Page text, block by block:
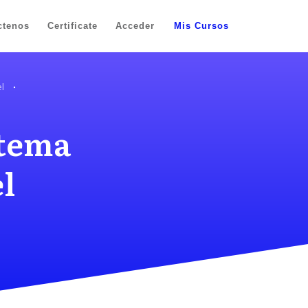
Certificate Acceder Mis Cursos